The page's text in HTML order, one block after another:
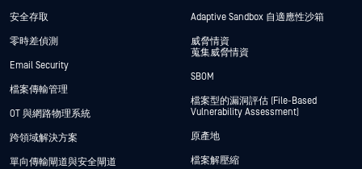
安全存取
零時差偵測
Email Security
檔案傳輸管理
OT 與網路物理系統
跨領域解決方案
單向傳輸閘道與安全閘道
Adaptive Sandbox 自適應性沙箱
威脅情資
蒐集威脅情資
SBOM
檔案型的漏洞評估 (File-Based
Vulnerability Assessment)
原產地
檔案解壓縮